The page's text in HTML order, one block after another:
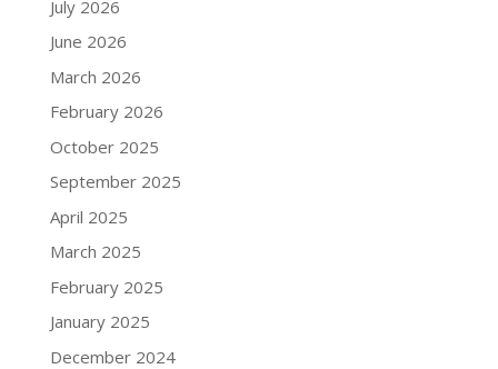
July 2026
June 2026
March 2026
February 2026
October 2025
September 2025
April 2025
March 2025
February 2025
January 2025
December 2024